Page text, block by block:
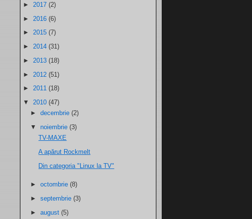
► 2017 (2)
► 2016 (6)
► 2015 (7)
► 2014 (31)
► 2013 (18)
► 2012 (51)
► 2011 (18)
▼ 2010 (47)
►decembrie(2)
▼noiembrie(3)
TV-MAXE
A apărut Rockmelt
Din categoria "Linux la TV"
►octombrie(8)
►septembrie(3)
►august(5)